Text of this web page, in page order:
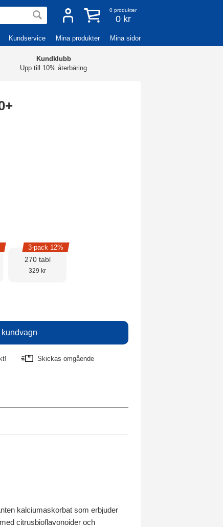
0 produkter
0 kr
Kundservice Mina produkter Mina sidor
Kundklubb
Upp till 10% återbäring
270 tabl
329 kr
3-pack 12%
Skickas omgående
kalciumaskorbat som erbjuder
citrusbioflavonoider och